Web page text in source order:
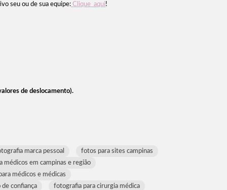
seu ou de sua equipe: Clique aqui!
de deslocamento).
marca pessoal
fotos para sites campinas
médicos em campinas e região
médicos e médicas
de confiança
fotografia para cirurgia médica